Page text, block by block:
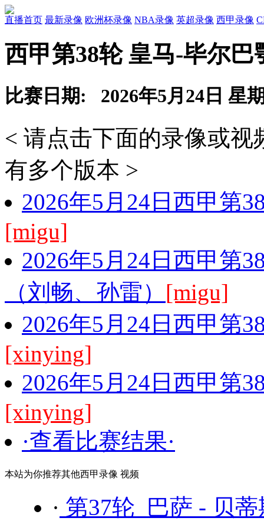
直播首页 最新录像 欧洲杯录像 NBA录像 英超录像 西甲录像
西甲第38轮 皇马-毕尔
比赛日期: 2026年5月24日 星
< 请点击下面的录像或
有多个版本 >
2026年5月24日西甲第
[migu]
2026年5月24日西甲第
（刘畅、孙雷） [migu]
2026年5月24日西甲第
[xinying]
2026年5月24日西甲第
[xinying]
·查看比赛结果·
本站为你推荐其他西甲录像 视频
· 第37轮 巴萨 - 贝